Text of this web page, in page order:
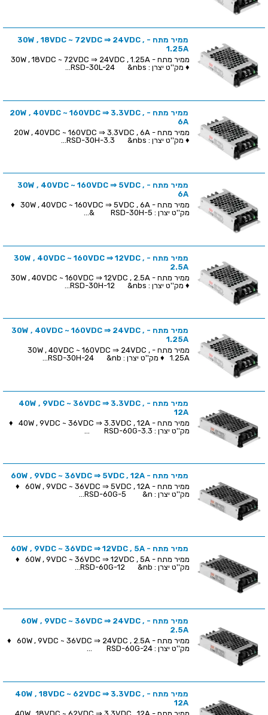
ממיר מתח - 30W , 18VDC ~ 72VDC ⇒ 24VDC ,
1.25A
♦ מק''ט יצרן : RSD-30L-24 &nbs...
ממיר מתח - 20W , 40VDC ~ 160VDC ⇒ 3.3VDC ,
6A
♦ מק''ט יצרן : RSD-30H-3.3 &nbs...
ממיר מתח - 30W , 40VDC ~ 160VDC ⇒ 5VDC ,
6A
ממיר מתח - 30W , 40VDC ~ 160VDC ⇒ 5VDC , 6A ♦
מק''ט יצרן : RSD-30H-5 &...
ממיר מתח - 30W , 40VDC ~ 160VDC ⇒ 12VDC ,
2.5A
♦ מק''ט יצרן : RSD-30H-12 &nbs...
ממיר מתח - 30W , 40VDC ~ 160VDC ⇒ 24VDC ,
1.25A
ממיר מתח - 30W , 40VDC ~ 160VDC ⇒ 24VDC ,
1.25A ♦ מק''ט יצרן : RSD-30H-24 &nb...
ממיר מתח - 40W , 9VDC ~ 36VDC ⇒ 3.3VDC ,
12A
ממיר מתח - 40W , 9VDC ~ 36VDC ⇒ 3.3VDC , 12A ♦
מק''ט יצרן : RSD-60G-3.3 ...
ממיר מתח - 60W , 9VDC ~ 36VDC ⇒ 5VDC , 12A
ממיר מתח - 60W , 9VDC ~ 36VDC ⇒ 5VDC , 12A ♦
מק''ט יצרן : RSD-60G-5 &n...
ממיר מתח - 60W , 9VDC ~ 36VDC ⇒ 12VDC , 5A
ממיר מתח - 60W , 9VDC ~ 36VDC ⇒ 12VDC , 5A ♦
מק''ט יצרן : RSD-60G-12 &nb...
ממיר מתח - 60W , 9VDC ~ 36VDC ⇒ 24VDC ,
2.5A
ממיר מתח - 60W , 9VDC ~ 36VDC ⇒ 24VDC , 2.5A ♦
מק''ט יצרן : RSD-60G-24 ...
ממיר מתח - 40W , 18VDC ~ 62VDC ⇒ 3.3VDC ,
12A